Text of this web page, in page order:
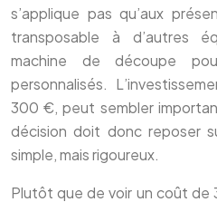
s’applique pas qu’aux
transposable à d’autres
machine de découpe
personnalisés.
300 €, peut sembler
décision doit donc reposer
simple, mais rigoureux.
Plutôt que de voir un coût de